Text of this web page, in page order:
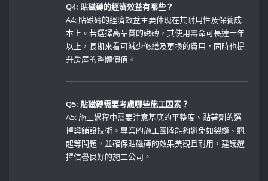
Q4: ⁤貼磁磚的經濟效益有哪些？
A4: 貼磁磚的經濟效益主要体现在其耐用性及保養成
本上。若選擇高品質的磁磚，其使用壽命可長達十年
以上，長期來看可減少修繕及更換的費用，同時也提
升房屋的整體價值。
Q5: 貼磁磚需要考慮哪些施工因素？
A5: 施工過程中需要注意基底的平整度、黏著劑的選
擇與鋪設技術。專業的施工團隊能夠避免如裂縫、翹
起等問題，並確保貼磁磚的效果美觀且耐用，建議選
擇信譽良好的施工公司。